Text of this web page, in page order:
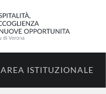
AREA ISTITUZIONALE